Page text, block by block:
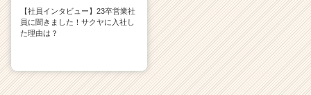
【社員インタビュー】23卒営業社
員に聞きました！サクヤに入社し
た理由は？